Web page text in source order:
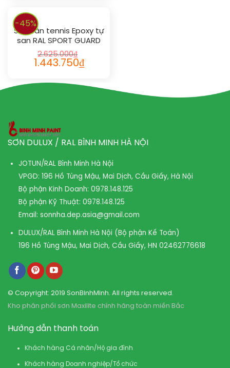
-45%
Sơn sân tennis Epoxy tự
san RAL SPORT GUARD
SL 1011
2.625.000₫
1.443.750₫
SƠN DULUX / RAL BÌNH MINH HÀ NỘI
JOTUN/RAL Bình Minh Hà Nội
VPGD: 196 Hồ Tùng Mậu, Mai Dịch, Cầu Giấy, Hà Nội
Bộ phận Kinh Doanh: 0978.148.125
Bộ phận Kỹ Thuật: 0978.148.125
Email: sonnha.dep.asia@gmail.com
DULUX/RAL Bình Minh Hà Nội (Bộ phận Kế Toán)
196 Hồ Tùng Mậu, Mai Dịch, Cầu Giấy, HN 02462776618
© Copyright: 2019 SonBinhMinh. All rights reserved.
Kho phân phối sơn Maxilite chính hãng toàn miền Bắc
Hướng dẫn thanh toán
Khách hàng Cá nhân/Hộ gia đình
Khách hàng Doanh nghiệp/Tổ chức